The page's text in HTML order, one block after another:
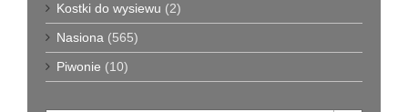
Kostki do wysiewu (2)
Nasiona (565)
Piwonie (10)